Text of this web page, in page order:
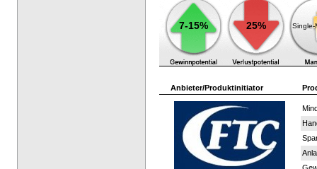
7-15% 25% Single-
Anbieter/Produktinitiator